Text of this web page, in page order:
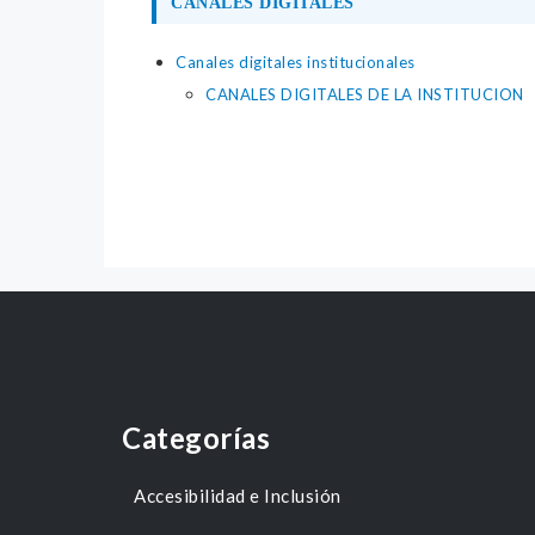
Canales digitales institucionales
CANALES DIGITALES DE LA INSTITUCION
Categorías
Accesibilidad e Inclusión